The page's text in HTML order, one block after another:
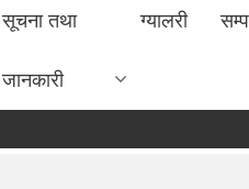
सूचना तथा
जानकारी
ग्यालरी